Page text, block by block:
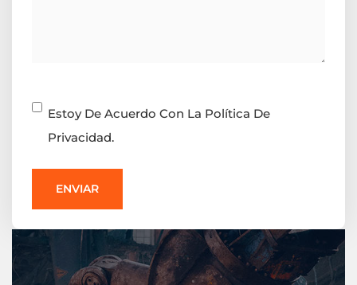
Consentimiento
Estoy De Acuerdo Con La Política De
Privacidad.